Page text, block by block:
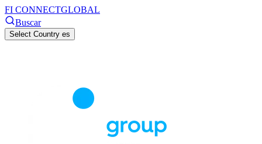
FI CONNECTGLOBAL
Buscar
Select Country es